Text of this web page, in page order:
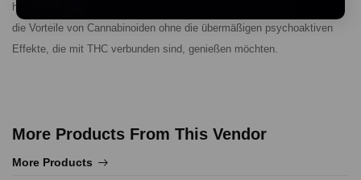
helleres High als THC bietet. Das macht es geeignet für diejenigen, die
die Vorteile von Cannabinoiden ohne die übermäßigen psychoaktiven
Effekte, die mit THC verbunden sind, genießen möchten.
More Products From This Vendor
More Products